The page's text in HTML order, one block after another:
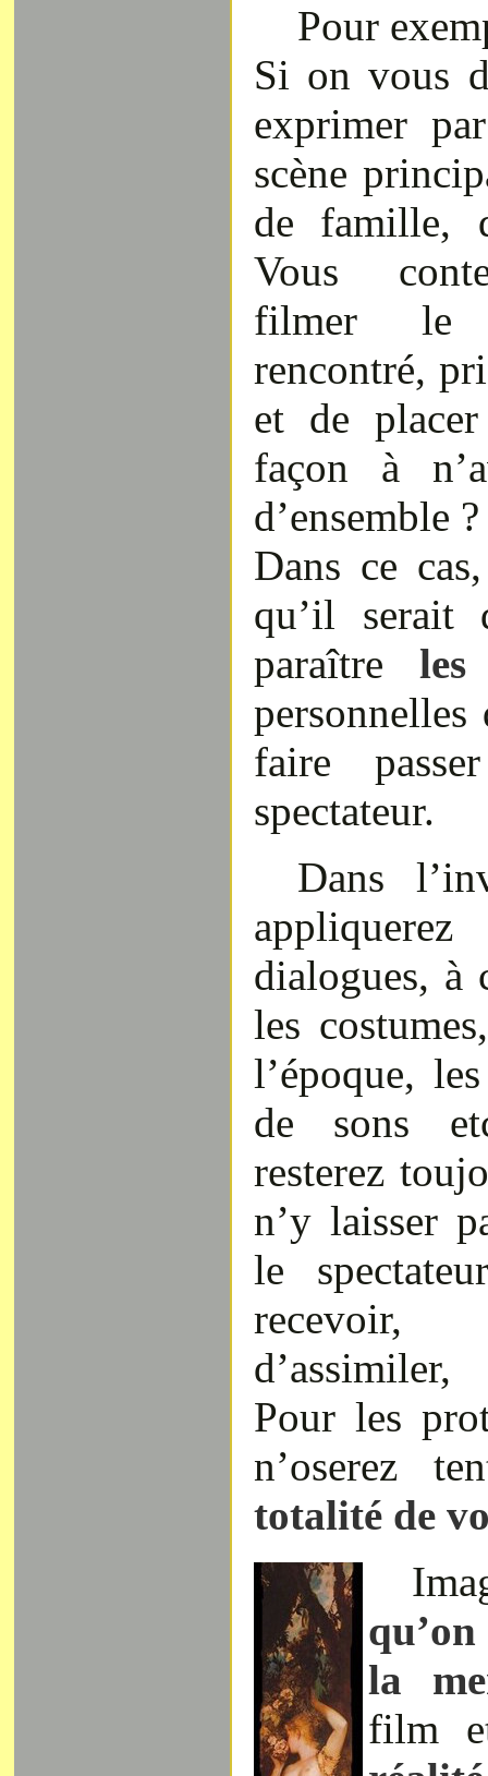
Pour
Si on vous
exprimer
scène
de famille,
Vous
filmer le
rencontré,
et de
façon à
d’ensemble ?
Dans ce
qu’il serait
paraître
faire
spectateur.
Dans
dialogues, à
les
l’époque,
de sons
resterez
n’y laisser
le
Pour les
n’oserez
totalité de
la
film